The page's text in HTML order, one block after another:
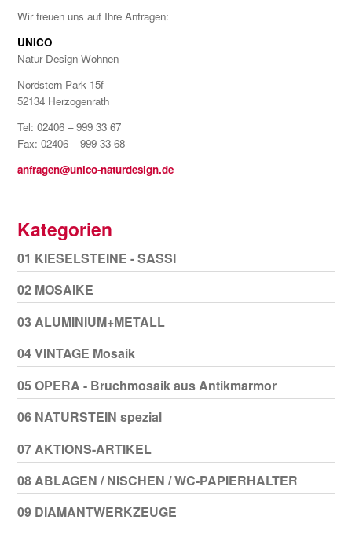
Wir freuen uns auf Ihre Anfragen:
UNICO
Natur Design Wohnen
Nordstern-Park 15f
52134 Herzogenrath
Tel: 02406 – 999 33 67
Fax: 02406 – 999 33 68
anfragen@unico-naturdesign.de
Kategorien
01 KIESELSTEINE - SASSI
02 MOSAIKE
03 ALUMINIUM+METALL
04 VINTAGE Mosaik
05 OPERA - Bruchmosaik aus Antikmarmor
06 NATURSTEIN spezial
07 AKTIONS-ARTIKEL
08 ABLAGEN / NISCHEN / WC-PAPIERHALTER
09 DIAMANTWERKZEUGE